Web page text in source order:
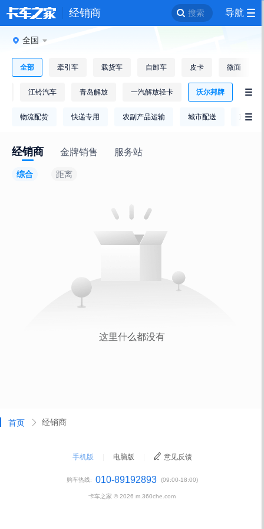
经销商 搜索 导航
全国
全部 牵引车 载货车 自卸车 皮卡 微面
江铃汽车 青岛解放 一汽解放轻卡 沃尔邦牌 
物流配货 快递专用 农副产品运输 城市配送 冷链运

经销商 金牌销售 服务站
综合 距离
首页 经销商
手机版 电脑版 意见反馈
购车热线: 010-89192893 (09:00-18:00)
卡车之家 © 2026 m.360che.com